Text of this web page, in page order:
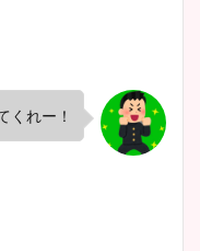
くれー！